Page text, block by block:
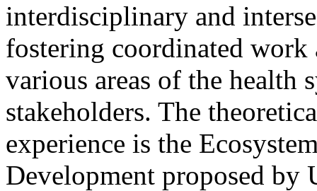
interdisciplinary and
fostering coordinated
various areas of the health
stakeholders. The
experience is the
Development proposed by